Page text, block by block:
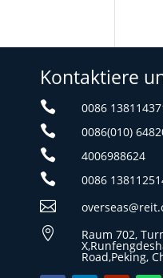
Kontaktiere
 0086
 0086(010)
 4006988624
 0086

 Raum 702,
Road,Peking,